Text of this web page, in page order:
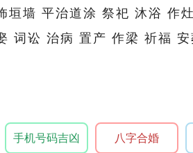
垣墙 平治道涂 祭祀 沐浴 作灶
词讼 治病 置产 作梁 祈福
手机号码吉凶 八字合婚